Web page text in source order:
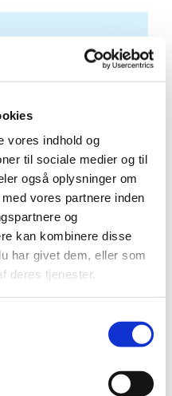
vores indhold og
til sociale medier og til
også oplysninger om
vores partnere inden
og
kan kombinere disse
har givet dem, eller som
deres tjenester.